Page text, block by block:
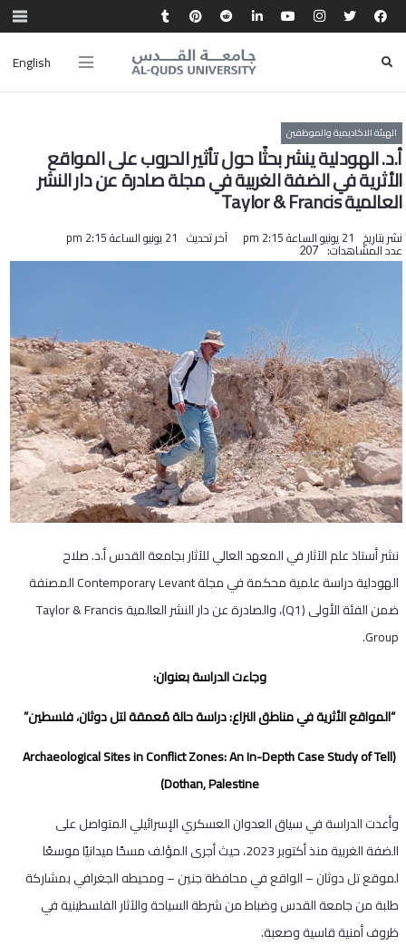
English
الهيئة الاكاديمية والموظفين
أ.د. الهودلية ينشر بحثًا حول تأثير الحروب على المواقع
الأثرية في الضفة الغربية في مجلة صادرة عن دار النشر
العالمية Taylor & Francis
نشر بتاريخ 21 يونيو الساعة 2:15 pm آخر تحديث 21 يونيو الساعة 2:15 pm
عدد المشاهدات: 207
نشر أستاذ علم الآثار في المعهد العالي للآثار بجامعة القدس أ.د. صلاح
الهودلية دراسة علمية محكمة في مجلة Contemporary Levant المصنفة
ضمن الفئة الأولى (Q1)، والصادرة عن دار النشر العالمية Taylor & Francis
Group.
وجاءت الدراسة بعنوان:
“المواقع الأثرية في مناطق النزاع: دراسة حالة مُعمقة لتل دوثان، فلسطين”
(Archaeological Sites in Conflict Zones: An In-Depth Case Study of Tell
Dothan, Palestine)
وأعدت الدراسة في سياق العدوان العسكري الإسرائيلي المتواصل على
الضفة الغربية منذ أكتوبر 2023، حيث أجرى المؤلف مسحًا ميدانيًا موسعًا
لموقع تل دوثان – الواقع في محافظة جنين – ومحيطه الجغرافي بمشاركة
طلبة من جامعة القدس وضباط من شرطة السياحة والآثار الفلسطينية في
ظروف أمنية قاسية وصعبة.